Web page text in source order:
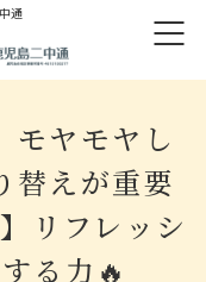
通
モヤモヤし
替えが重要
リフレッシ
る力🔥